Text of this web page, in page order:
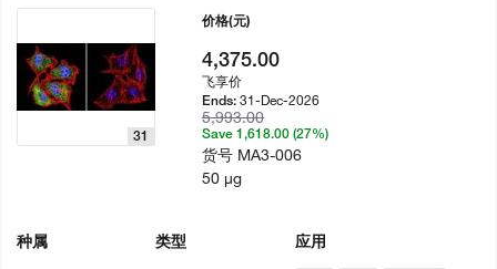
31
种属
类型
应用
价格(元)
4,375.00
飞享价
Ends:31-Dec-2026
5,993.00
Save 1,618.00 (27%)
货号 MA3-006
50 µg